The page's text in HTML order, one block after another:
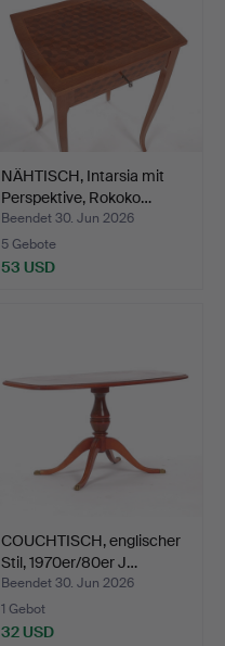
NÄHTISCH, Intarsia mit
Perspektive, Rokoko…
Beendet 30. Jun 2026
5 Gebote
53 USD
COUCHTISCH, englischer
Stil, 1970er/80er J…
Beendet 30. Jun 2026
1 Gebot
32 USD